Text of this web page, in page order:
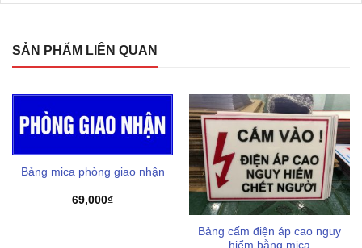
SẢN PHẨM LIÊN QUAN
Bảng mica phòng giao nhận
69,000₫
Bảng cấm điện áp cao nguy
hiểm bằng mica